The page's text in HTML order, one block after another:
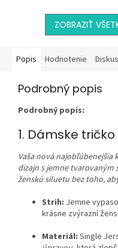
ZOBRAZIŤ
Popis Hodnotenie
Podrobný popis
Podrobný popis:
1. Dámske tričko
Vaša nová najobľúbenejšia
dizajn s jemne
ženskú siluetu bez toho,
Strih: Jemne
krásne zvýrazní
Materiál: Single